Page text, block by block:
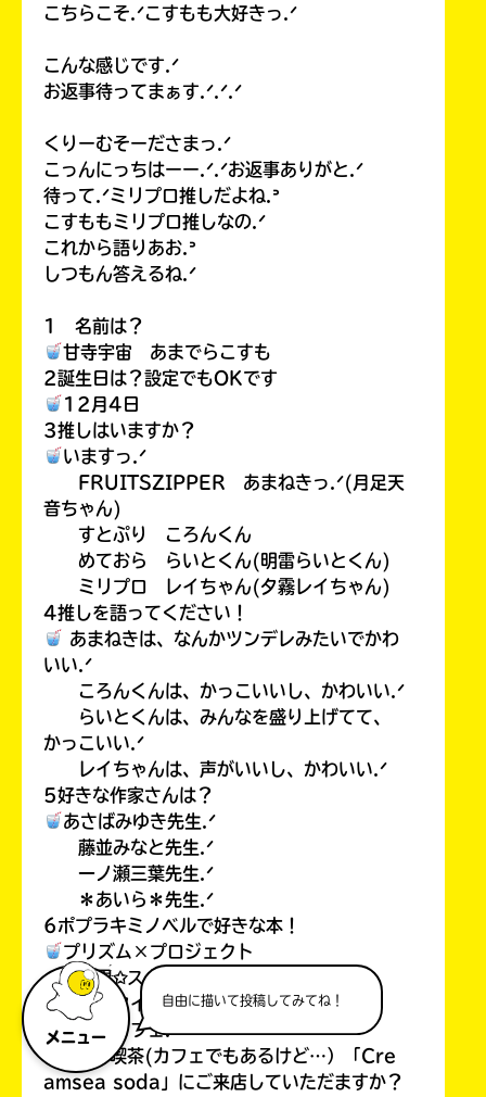
メニュー
自由に描いて投稿してみてね！
こちらこそ.ᐟこすもも大好きっ.ᐟ
こんな感じです.ᐟ
お返事待ってまぁす.ᐟ.ᐟ.ᐟ
くりーむそーださまっ.ᐟ
こっんにっちはーー.ᐟ.ᐟお返事ありがと.ᐟ
待って.ᐟミリプロ推しだよね.ᐣ
こすももミリプロ推しなの.ᐟ
これから語りあお.ᐣ
しつもん答えるね.ᐟ
1 名前は？
甘寺宇宙 あまでらこすも
2誕生日は？設定でもOKです
12月4日
3推しはいますか？
いますっ.ᐟ
FRUITSZIPPER あまねきっ.ᐟ(月足天
音ちゃん)
すとぷり ころんくん
めておら らいとくん(明雷らいとくん)
ミリプロ レイちゃん(夕霧レイちゃん)
4推しを語ってください！
あまねきは、なんかツンデレみたいでかわ
いい.ᐟ
ころんくんは、かっこいいし、かわいい.ᐟ
らいとくんは、みんなを盛り上げてて、
かっこいい.ᐟ
レイちゃんは、声がいいし、かわいい.ᐟ
5好きな作家さんは？
あさばみゆき先生.ᐟ
藤並みなと先生.ᐟ
一ノ瀬三葉先生.ᐟ
＊あいら＊先生.ᐟ
6ポプラキミノベルで好きな本！
プリズム×プロジェクト
魔界✩スターズ
初恋タイムリミット
ケモカフェ.ᐟ
7また、喫茶(カフェでもあるけど…）「Cre
amsea soda」にご来店していただますか？